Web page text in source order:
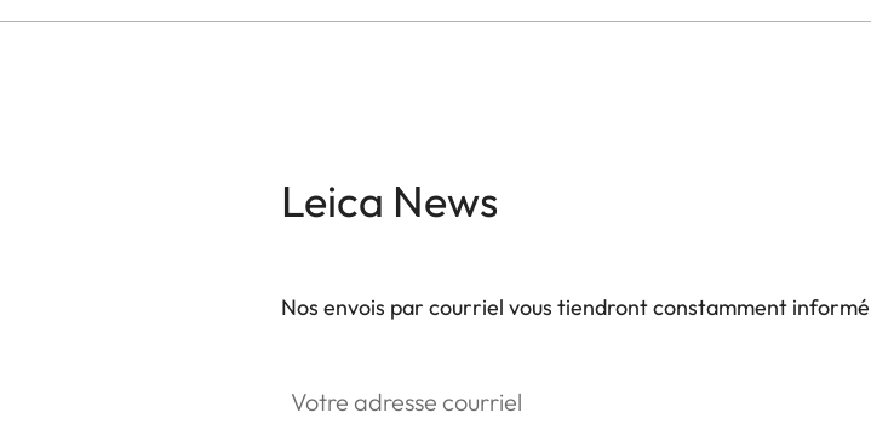
Leica News
Nos envois par courriel vous tiendront constamment